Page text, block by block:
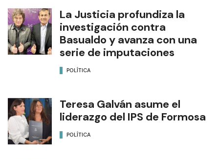
La Justicia profundiza la
investigación contra
Basualdo y avanza con una
serie de imputaciones
POLÍTICA
Teresa Galván asume el
liderazgo del IPS de Formosa
POLÍTICA